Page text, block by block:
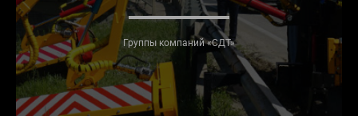
Группы компаний «СДТ»